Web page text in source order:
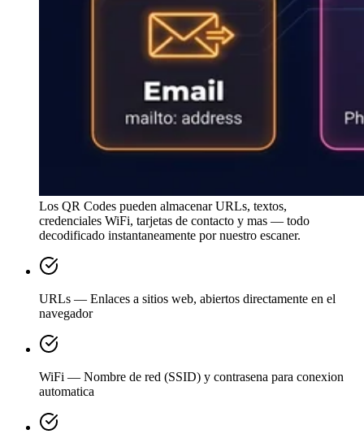
Los QR Codes pueden almacenar URLs, textos,
credenciales WiFi, tarjetas de contacto y mas — todo
decodificado instantaneamente por nuestro escaner.
URLs — Enlaces a sitios web, abiertos directamente en el
navegador
WiFi — Nombre de red (SSID) y contrasena para conexion
automatica